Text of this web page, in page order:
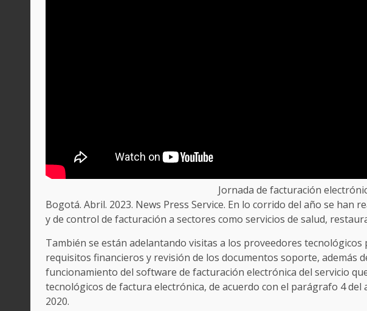
Jornada de facturación
Bogotá. Abril. 2023. News Press Service. En lo corrido del año se han
y de control de facturación a sectores como servicios de salud,
También se están adelantando visitas a los proveedores
requisitos financieros y revisión de los documentos soporte, además
funcionamiento del software de facturación electrónica del servicio
tecnológicos de factura electrónica, de acuerdo con el parágrafo 4 del
2020.